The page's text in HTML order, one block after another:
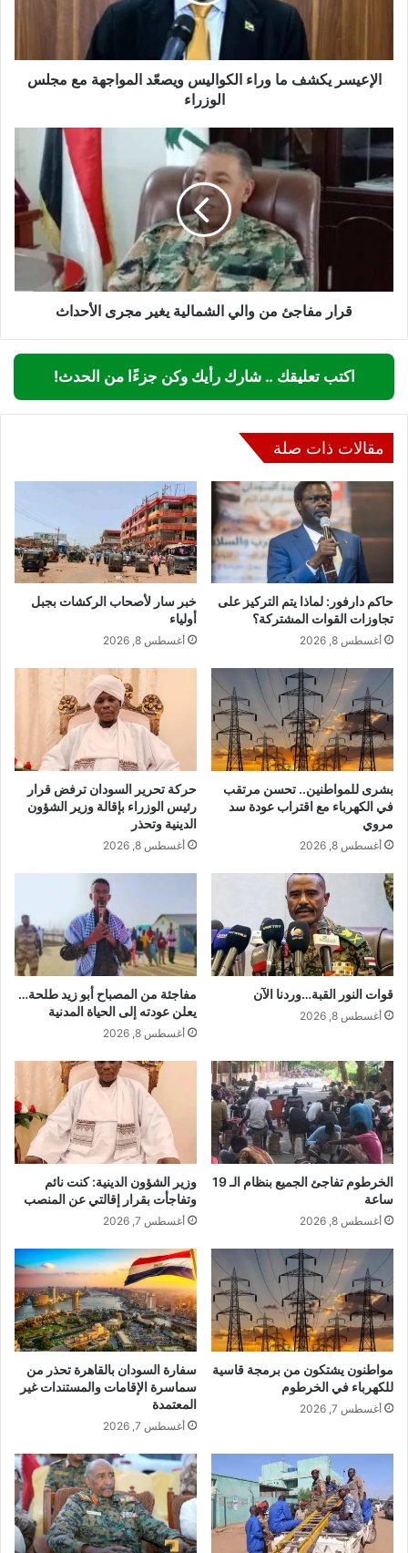
مجلس
الوزراء
الإعيسر يكشف ما وراء الكواليس ويصعّد المواجهة مع مجلس
الوزراء
مفاجئ
من
والي
الشمالية
يغير
قرار مفاجئ من والي الشمالية يغير مجرى الأحداث
اكتب تعليقك .. شارك رأيك وكن جزءًا من الحدث!
مقالات ذات صلة
حاكم دارفور: لماذا يتم التركيز على
تجاوزات القوات المشتركة؟
أغسطس 8, 2026
خبر سار لأصحاب الركشات بجبل
أولياء
أغسطس 8, 2026
بشرى للمواطنين.. تحسن مرتقب
في الكهرباء مع اقتراب عودة سد
مروي
أغسطس 8, 2026
حركة تحرير السودان ترفض قرار
رئيس الوزراء بإقالة وزير الشؤون
الدينية وتحذر
أغسطس 8, 2026
قوات النور القبة…وردنا الآن
أغسطس 8, 2026
مفاجئة من المصباح أبو زيد طلحة…
يعلن عودته إلى الحياة المدنية
أغسطس 8, 2026
الخرطوم تفاجئ الجميع بنظام الـ 19
ساعة
أغسطس 8, 2026
وزير الشؤون الدينية: كنت نائم
وتفاجأت بقرار إقالتي عن المنصب
أغسطس 7, 2026
مواطنون يشتكون من برمجة قاسية
للكهرباء في الخرطوم
أغسطس 7, 2026
سفارة السودان بالقاهرة تحذر من
سماسرة الإقامات والمستندات غير
المعتمدة
أغسطس 7, 2026